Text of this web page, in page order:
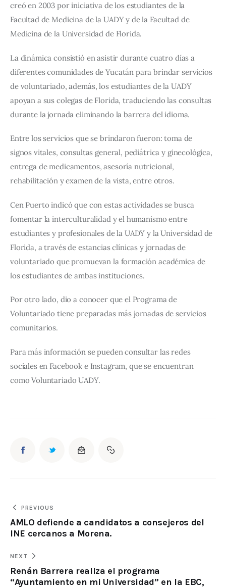
creó en 2003 por iniciativa de los estudiantes de la
Facultad de Medicina de la UADY y de la Facultad de
Medicina de la Universidad de Florida.
La dinámica consistió en asistir durante cuatro días a
diferentes comunidades de Yucatán para brindar servicios
de voluntariado, además, los estudiantes de la UADY
apoyan a sus colegas de Florida, traduciendo las consultas
durante la jornada eliminando la barrera del idioma.
Entre los servicios que se brindaron fueron: toma de
signos vitales, consultas general, pediátrica y ginecológica,
entrega de medicamentos, asesoría nutricional,
rehabilitación y examen de la vista, entre otros.
Cen Puerto indicó que con estas actividades se busca
fomentar la interculturalidad y el humanismo entre
estudiantes y profesionales de la UADY y la Universidad de
Florida, a través de estancias clínicas y jornadas de
voluntariado que promuevan la formación académica de
los estudiantes de ambas instituciones.
Por otro lado, dio a conocer que el Programa de
Voluntariado tiene preparadas más jornadas de servicios
comunitarios.
Para más información se pueden consultar las redes
sociales en Facebook e Instagram, que se encuentran
como Voluntariado UADY.
PREVIOUS
AMLO defiende a candidatos a consejeros del
INE cercanos a Morena.
NEXT
Renán Barrera realiza el programa
“Ayuntamiento en mi Universidad” en la EBC,